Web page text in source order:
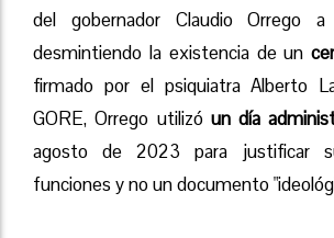
del gobernador Claudio Orrego
desmintiendo la existencia de un
firmado por el psiquiatra Alberto
GORE, Orrego utilizó un día
agosto de 2023 para justificar
funciones y no un documento